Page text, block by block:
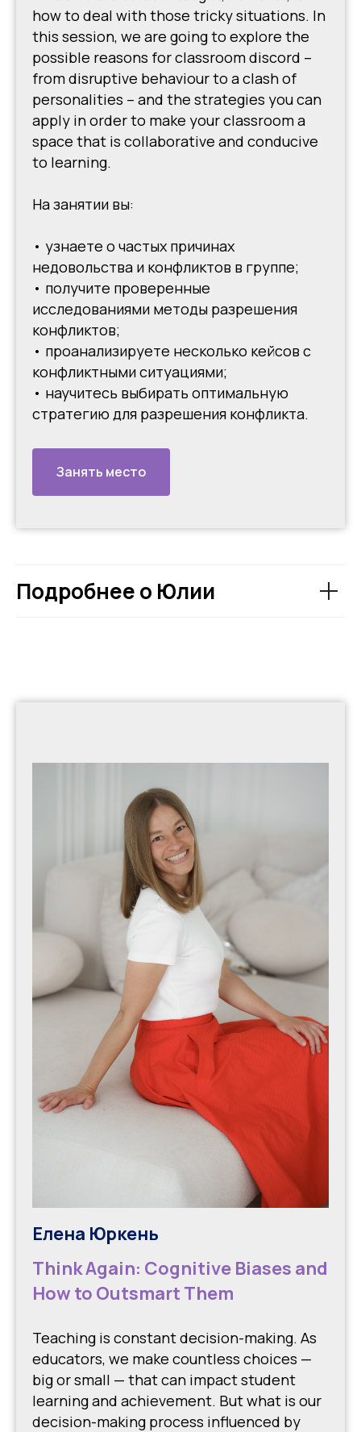
how to deal with those tricky situations. In
this session, we are going to explore the
possible reasons for classroom discord –
from disruptive behaviour to a clash of
personalities – and the strategies you can
apply in order to make your classroom a
space that is collaborative and conducive
to learning.
На занятии вы:
• узнаете о частых причинах
недовольства и конфликтов в группе;
• получите проверенные
исследованиями методы разрешения
конфликтов;
• проанализируете несколько кейсов с
конфликтными ситуациями;
• научитесь выбирать оптимальную
стратегию для разрешения конфликта.
Занять место
Подробнее о Юлии
Елена Юркень
Think Again: Cognitive Biases and
How to Outsmart Them
Teaching is constant decision-making. As
educators, we make countless choices —
big or small — that can impact student
learning and achievement. But what is our
decision-making process influenced by